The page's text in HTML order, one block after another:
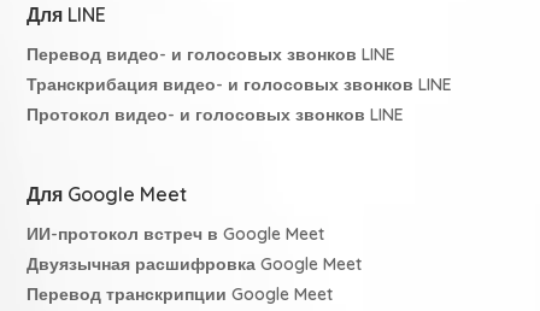
Для LINE
Перевод видео- и голосовых звонков LINE
Транскрибация видео- и голосовых звонков LINE
Протокол видео- и голосовых звонков LINE
Для Google Meet
ИИ-протокол встреч в Google Meet
Двуязычная расшифровка Google Meet
Перевод транскрипции Google Meet